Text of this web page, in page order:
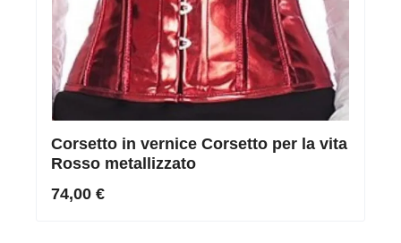
Corsetto in vernice Corsetto per la vita
Rosso metallizzato
74,00 €